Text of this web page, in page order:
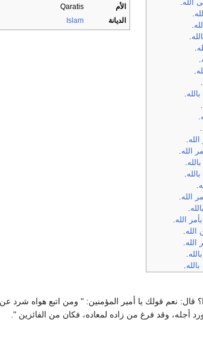
الأم
Qaratis
الديانة
Islam
الله.
.
.
.
.
.
.
.
.
.
.
.
الله.
الله.
.
.
.
الله.
.
الله.
الله.
الله.
.
.
نعم قولك يا أمير المؤمنين: " ومن اتبع هواه شرد
وقد فرغ من زاده لمعاده، فكان من الفائزين ".